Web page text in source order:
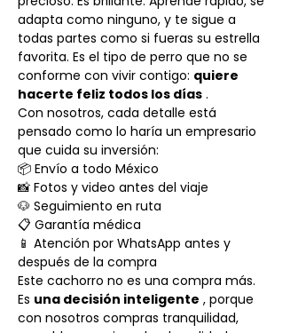
adapta como ninguno, y te sigue a
todas partes como si fueras su estrella
favorita. Es el tipo de perro que no se
conforme con vivir contigo: quiere
hacerte feliz todos los días .
Con nosotros, cada detalle está
pensado como lo haría un empresario
que cuida su inversión:
📦 Envío a todo México
📸 Fotos y video antes del viaje
🐶 Seguimiento en ruta
📋 Garantía médica
📱 Atención por WhatsApp antes y
después de la compra
Este cachorro no es una compra más.
Es una decisión inteligente , porque
con nosotros compras tranquilidad,